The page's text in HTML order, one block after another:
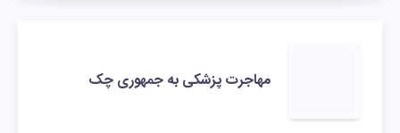
مهاجرت پزشکی به جمهوری چک